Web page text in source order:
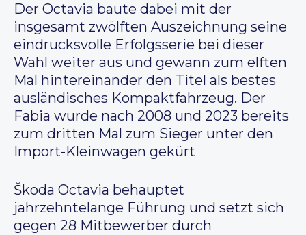
Der Octavia baute dabei mit der
insgesamt zwölften Auszeichnung seine
eindrucksvolle Erfolgsserie bei dieser
Wahl weiter aus und gewann zum elften
Mal hintereinander den Titel als bestes
ausländisches Kompaktfahrzeug. Der
Fabia wurde nach 2008 und 2023 bereits
zum dritten Mal zum Sieger unter den
Import-Kleinwagen gekürt
Škoda Octavia behauptet
jahrzehntelange Führung und setzt sich
gegen 28 Mitbewerber durch